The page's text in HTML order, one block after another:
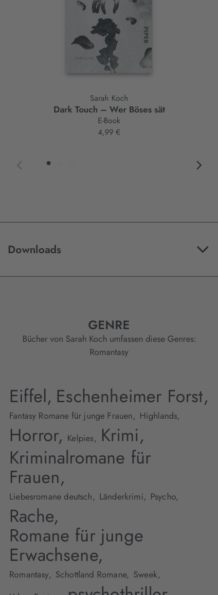
Sarah Koch
Dark Touch – Wer Böses sät
E-Book
4,99 €
Downloads
GENRE
Bücher von Sarah Koch umfassen diese Genres:
Romantasy
Eiffel, Eschenheimer Forst,
Fantasy Romane für junge Frauen, Highlands,
Horror, Kelpies, Krimi,
Kriminalromane für
Frauen,
Liebesromane deutsch, Länderkrimi, Psycho,
Rache,
Romane für junge
Erwachsene,
Romantasy, Schottland Romane, Sweek,